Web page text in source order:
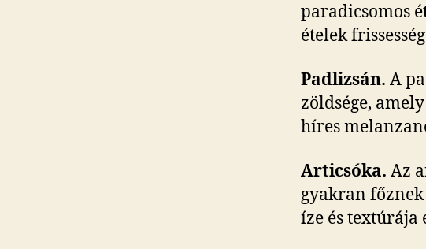
paradicsomos
ételek
Padlizsán. A
zöldsége,
híres
Articsóka. Az
gyakran
íze és